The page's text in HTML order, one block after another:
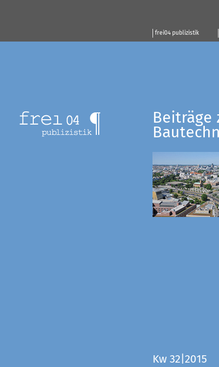
frei04 publizistik
Beiträge
Kw 32|2015